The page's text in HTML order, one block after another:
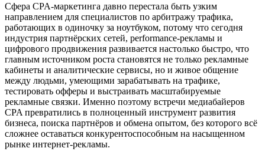
Сфера CPA-маркетинга давно перестала быть узким
направлением для специалистов по арбитражу трафика,
работающих в одиночку за ноутбуком, потому что сегодня
индустрия партнёрских сетей, performance-рекламы и
цифрового продвижения развивается настолько быстро, что
главным источником роста становятся не только рекламные
кабинеты и аналитические сервисы, но и живое общение
между людьми, умеющими зарабатывать на трафике,
тестировать офферы и выстраивать масштабируемые
рекламные связки. Именно поэтому встречи медиабайеров
CPA превратились в полноценный инструмент развития
бизнеса, поиска партнёров и обмена опытом, без которого всё
сложнее оставаться конкурентоспособным на насыщенном
рынке интернет-рекламы.